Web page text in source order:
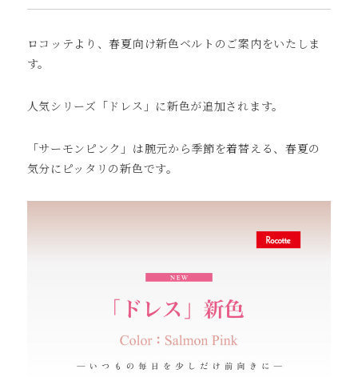
ロコッテより、春夏向け新色ベルトのご案内をいたしま
す。
人気シリーズ「ドレス」に新色が追加されます。
「サーモンピンク」は腕元から季節を着替える、春夏の
気分にピッタリの新色です。